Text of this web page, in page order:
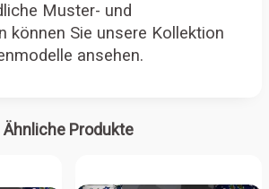
Muster- und
können Sie unsere Kollektion
ansehen.
Ähnliche Produkte